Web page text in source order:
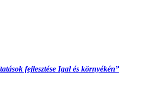
fejlesztése Igal és környékén”